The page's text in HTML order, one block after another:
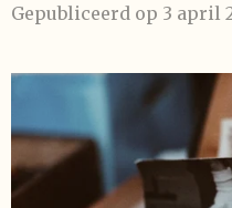
Gepubliceerd op 3 april